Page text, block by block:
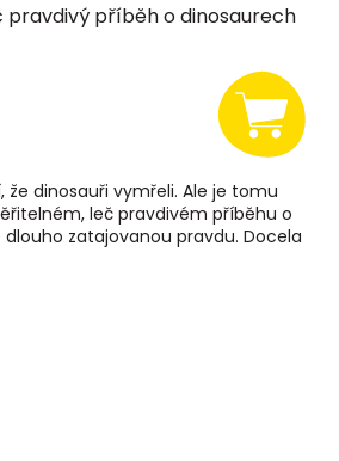
pravdivý příběh o dinosaurech
že dinosauři vymřeli. Ale je tomu
leč pravdivém příběhu o
zatajovanou pravdu. Docela